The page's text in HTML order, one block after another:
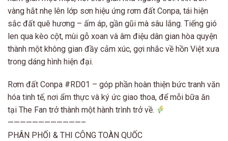
vàng hắt nhẹ lên lớp sơn hiệu ứng rơm đất Conpa, tái hiện
sắc đất quê hương – ấm áp, gần gũi mà sâu lắng. Tiếng gió
len qua kèo cột, mùi gỗ xoan và âm điệu dân gian hòa quyện
thành một không gian đầy cảm xúc, gợi nhắc về hồn Việt xưa
trong dáng hình hiện đại.
Rơm đất Conpa #RD01 – góp phần hoàn thiện bức tranh văn
hóa tinh tế, nơi ẩm thực và ký ức giao thoa, để mỗi bữa ăn
tại The Fan trở thành một hành trình trở về.
————————————–
PHÂN PHỐI & THI CÔNG TOÀN QUỐC